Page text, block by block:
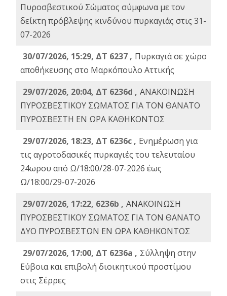
Πυροσβεστικού Σώματος σύμφωνα με τον
δείκτη πρόβλεψης κινδύνου πυρκαγιάς στις 31-
07-2026
30/07/2026, 15:29, ΔΤ 6237 , Πυρκαγιά σε χώρο
αποθήκευσης στο Μαρκόπουλο Αττικής
29/07/2026, 20:04, ΔΤ 6236d , ΑΝΑΚΟΙΝΩΣΗ
ΠΥΡΟΣΒΕΣΤΙΚΟΥ ΣΩΜΑΤΟΣ ΓΙΑ ΤΟΝ ΘΑΝΑΤΟ
ΠΥΡΟΣΒΕΣΤΗ ΕΝ ΩΡΑ ΚΑΘΗΚΟΝΤΟΣ
29/07/2026, 18:23, ΔΤ 6236c , Ενημέρωση για
τις αγροτοδασικές πυρκαγιές του τελευταίου
24ωρου από Ω/18:00/28-07-2026 έως
Ω/18:00/29-07-2026
29/07/2026, 17:22, 6236b , ΑΝΑΚΟΙΝΩΣΗ
ΠΥΡΟΣΒΕΣΤΙΚΟΥ ΣΩΜΑΤΟΣ ΓΙΑ ΤΟΝ ΘΑΝΑΤΟ
ΔΥΟ ΠΥΡΟΣΒΕΣΤΩΝ ΕΝ ΩΡΑ ΚΑΘΗΚΟΝΤΟΣ
29/07/2026, 17:00, ΔΤ 6236a , Σύλληψη στην
Εύβοια και επιβολή διοικητικού προστίμου
στις Σέρρες